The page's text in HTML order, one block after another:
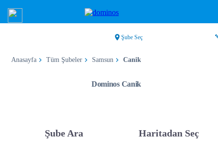
Şube Seç
Anasayfa Tüm Şubeler Samsun Canik
Dominos Canik
Şube Ara Haritadan Seç